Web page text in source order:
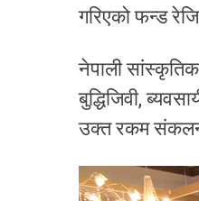
गरिएको फन्ड
नेपाली
बुद्धिजिवी,
उक्त रकम संकलन